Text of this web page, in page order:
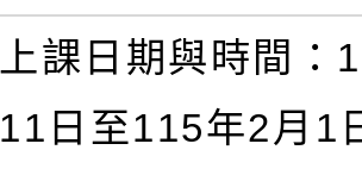
上課日期與時間：
11日至115年2月1